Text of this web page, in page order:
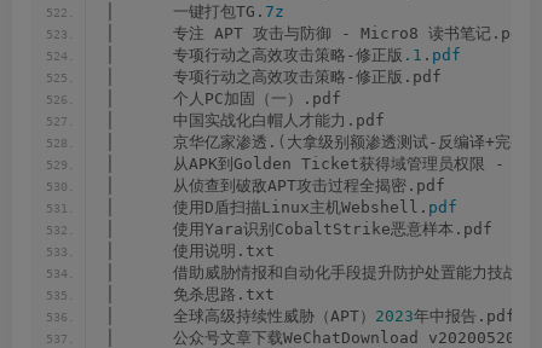
│      一键打包TG. 7z
│      专注 APT 攻击与防御 - Micro8 读书笔记.pdf
│      专项行动之高效攻击策略-修正版 .1 . pdf
│      专项行动之高效攻击策略-修正版.pdf
│      个人PC加固（一）.pdf
│      中国实战化白帽人才能力.pdf
│      京华亿家渗透. ( 大拿级别额渗透测试-反编译+完整
│      从APK到Golden Ticket获得域管理员权限 -（
│      从侦查到破敌APT攻击过程全揭密.pdf
│      使用D盾扫描Linux主机Webshell. pdf
│      使用Yara识别CobaltStrike恶意样本.pdf
│      使用说明.txt
│      借助威胁情报和自动化手段提升防护处置能力技战
│      免杀思路.txt
│      全球高级持续性威胁（APT） 2023年中报告.pdf
│      公众号文章下载WeChatDownload v20200520.